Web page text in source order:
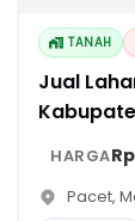
TANAH
Jual Lahan Nol
HARGA
Pacet,